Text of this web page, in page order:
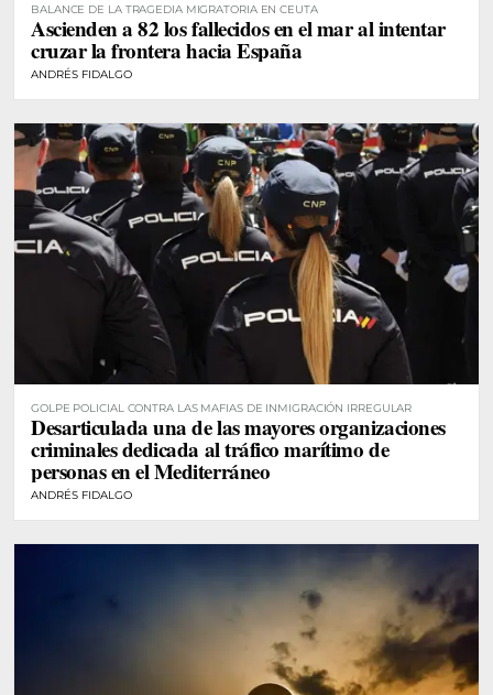
BALANCE DE LA TRAGEDIA MIGRATORIA EN CEUTA
Ascienden a 82 los fallecidos en el mar al intentar
cruzar la frontera hacia España
ANDRÉS FIDALGO
GOLPE POLICIAL CONTRA LAS MAFIAS DE INMIGRACIÓN IRREGULAR
Desarticulada una de las mayores organizaciones
criminales dedicada al tráfico marítimo de
personas en el Mediterráneo
ANDRÉS FIDALGO